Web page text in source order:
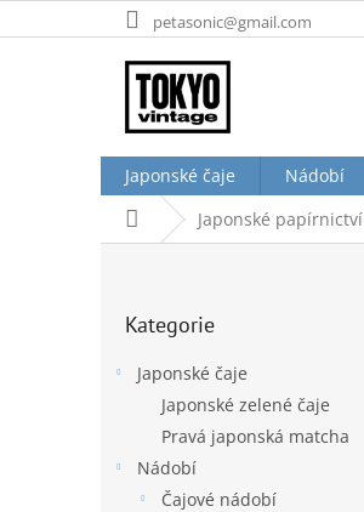
na
petasonic@gmail.com
Japonské čaje Nádobí
Domů Japonské papírnictví
kategorie
Kategorie
Japonské čaje
Japonské zelené čaje
Pravá japonská matcha
Nádobí
Čajové nádobí